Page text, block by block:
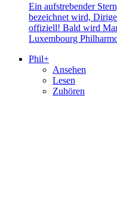
Ein aufstrebender
bezeichnet wird,
offiziell! Bald wird
Luxembourg
Phil+
Ansehen
Lesen
Zuhören